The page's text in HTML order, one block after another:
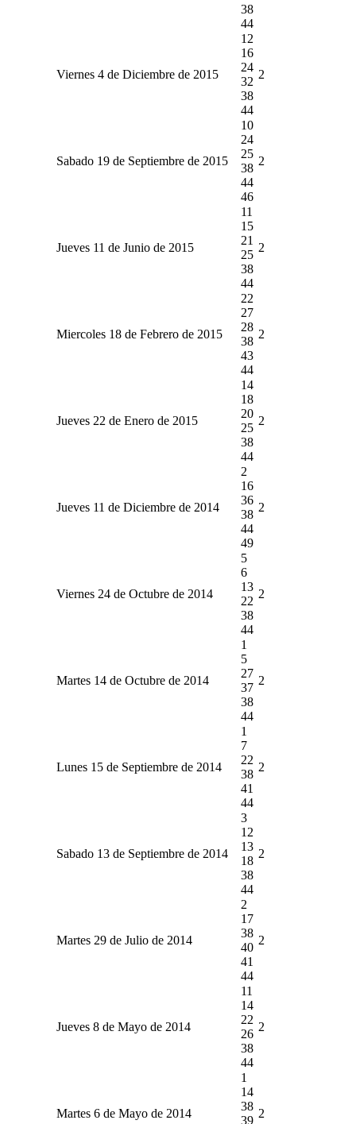
38
44
Viernes 4 de Diciembre de 2015
12
16
24
32
38
44
2
Sabado 19 de Septiembre de 2015
10
24
25
38
44
46
2
Jueves 11 de Junio de 2015
11
15
21
25
38
44
2
Miercoles 18 de Febrero de 2015
22
27
28
38
43
44
2
Jueves 22 de Enero de 2015
14
18
20
25
38
44
2
Jueves 11 de Diciembre de 2014
2
16
36
38
44
49
2
Viernes 24 de Octubre de 2014
5
6
13
22
38
44
2
Martes 14 de Octubre de 2014
1
5
27
37
38
44
2
Lunes 15 de Septiembre de 2014
1
7
22
38
41
44
2
Sabado 13 de Septiembre de 2014
3
12
13
18
38
44
2
Martes 29 de Julio de 2014
2
17
38
40
41
44
2
Jueves 8 de Mayo de 2014
11
14
22
26
38
44
2
Martes 6 de Mayo de 2014
1
14
38
39
2